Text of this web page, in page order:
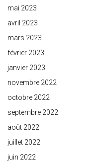
mai 2023
avril 2023
mars 2023
février 2023
janvier 2023
novembre 2022
octobre 2022
septembre 2022
août 2022
juillet 2022
juin 2022